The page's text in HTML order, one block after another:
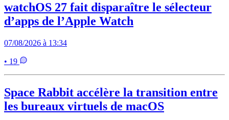
watchOS 27 fait disparaître le sélecteur
d’apps de l’Apple Watch
07/08/2026 à 13:34
• 19
Space Rabbit accélère la transition entre
les bureaux virtuels de macOS